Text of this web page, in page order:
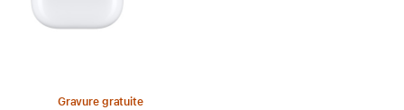
Gravure gratuite